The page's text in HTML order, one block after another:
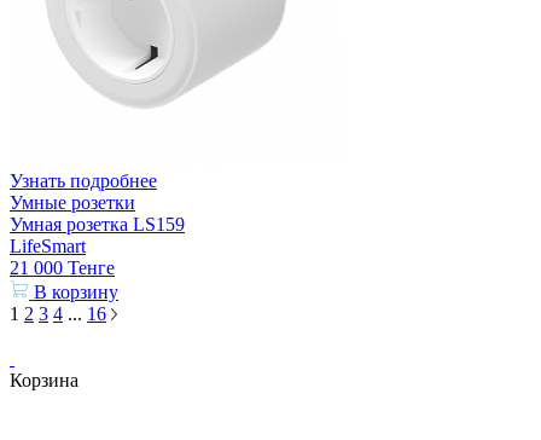
Узнать подробнее
Умные розетки
Умная розетка LS159
LifeSmart
21 000 Тенге
В корзину
1 2 3 4 ... 16
Корзина